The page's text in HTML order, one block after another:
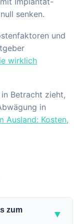
senken.
und
wirklich
Betracht zieht,
in
Ausland: Kosten,
zum
▼